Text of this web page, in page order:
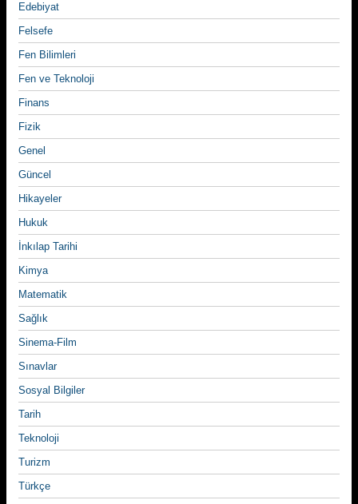
Edebiyat
Felsefe
Fen Bilimleri
Fen ve Teknoloji
Finans
Fizik
Genel
Güncel
Hikayeler
Hukuk
İnkılap Tarihi
Kimya
Matematik
Sağlık
Sinema-Film
Sınavlar
Sosyal Bilgiler
Tarih
Teknoloji
Turizm
Türkçe